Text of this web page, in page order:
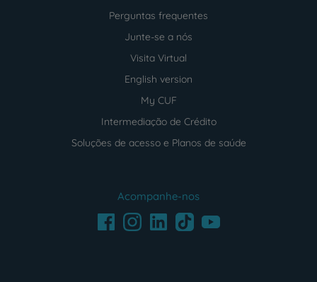
Perguntas frequentes
Junte-se a nós
Visita Virtual
English version
My CUF
Intermediação de Crédito
Soluções de acesso e Planos de saúde
Acompanhe-nos
FacebookInstagramLinkedInTikTokYoutube